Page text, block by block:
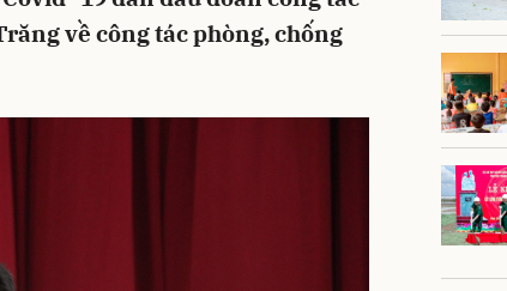
về công tác phòng, chống